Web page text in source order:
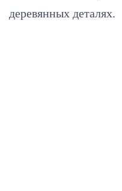
деревянных деталях.